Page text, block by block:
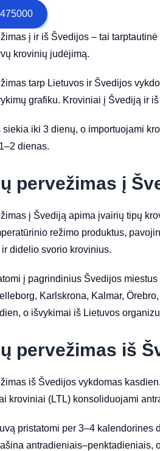
į ir iš Švedijos – tai
krovinių judėjimą.
tarp Lietuvos ir Švedijos
grafiku. Kroviniai į Švediją ir
siekia iki 3 dienų, o importuojami
dienas.
pervežimas į
į Švediją apima įvairių tipų
režimo produktus,
didelio svorio krovinius.
į pagrindinius Švedijos
Karlskrona, Kalmar,
o išvykimai iš Lietuvos
pervežimas iš
iš Švedijos vykdomas
kroviniai (LTL) konsoliduojami
pristatomi per 3–4
antradieniais–penktadieniais,